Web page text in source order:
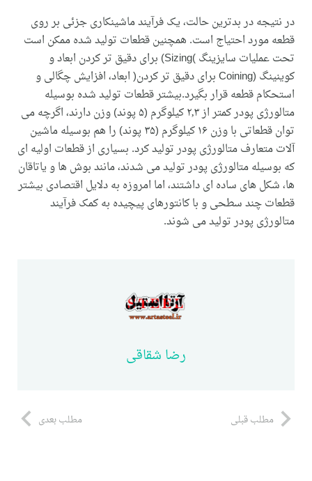
در نتيجه در بدترين حالت، يک فرآيند ماشينکاری جزئی بر روی
قطعه مورد احتياج است. همچنين قطعات توليد شده ممکن است
تحت عمليات سايزينگ )Sizing) برای دقيق تر کردن ابعاد و
کوينينگ (Coining برای دقيق تر کردن( ابعاد، افزايش چگالی و
استحکام قطعه قرار بگيرد.بيشتر قطعات توليد شده بوسيله
متالورژی پودر کمتر از ۲٫۳ کيلوگرم (۵ پوند) وزن دارند، اگرچه می
توان قطعاتی با وزن ۱۶ کيلوگرم (۳۵ پوند) را هم بوسيله ماشين
آلات متعارف متالورژی پودر توليد کرد. بسياری از قطعات اوليه ای
که بوسيله متالورژی پودر توليد می شدند، مانند بوش ها و ياتاقان
ها، شکل های ساده ای داشتند، اما امروزه به دلايل اقتصادی بيشتر
قطعات چند سطحی و با کانتورهای پيچيده به کمک فرآيند
متالورژی پودر توليد می شوند.
رضا شقاقی
مطلب قبلی مطلب بعدی